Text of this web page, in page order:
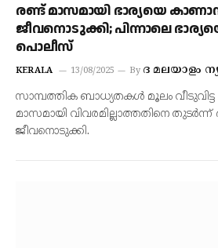
രണ്ട് മാസമായി ഭാര്യയെ
ജീവനൊടുക്കി; പിന്നാലെ
പൊലീസ്
KERALA 13/08/2025 By ദ മലയാളം
സാമ്പത്തിക ബാധ്യതകൾ മൂലം വീടുവിട്ട
മാസമായി വിവരമില്ലാത്തതിനെ
ജീവനൊടുക്കി.